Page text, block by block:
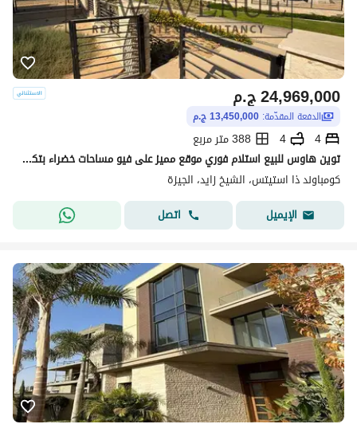
ج.م24,969,000
الدفعة المقدّمة: 13,450,000 ج.م
4
4
388 متر مربع
توين هاوس للبيع استلام فوري موقع مميز على فيو مساحات خضراء بتكملة اقساط في Sodic The Estates في الشيخ زايد الجديدة
كومباوند ذا استيتس، الشيخ زايد، الجيزة
الإيميل
اتصل